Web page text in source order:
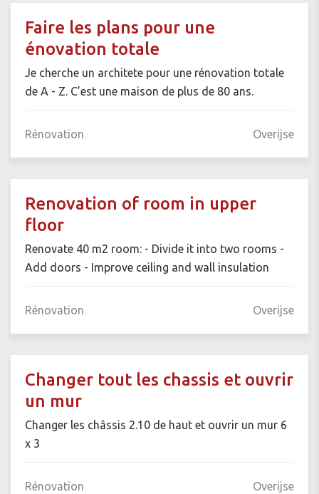
Faire les plans pour une
énovation totale
Je cherche un architete pour une rénovation totale
de A - Z. C’est une maison de plus de 80 ans.
Rénovation Overijse
Renovation of room in upper
floor
Renovate 40 m2 room: - Divide it into two rooms -
Add doors - Improve ceiling and wall insulation
Rénovation Overijse
Changer tout les chassis et ouvrir
un mur
Changer les châssis 2.10 de haut et ouvrir un mur 6
x 3
Rénovation Overijse